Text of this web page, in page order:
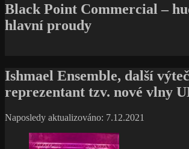
Black Point Commercial –
hlavní proudy
Ishmael Ensemble, další
reprezentant tzv. nové vlny
Naposledy aktualizováno: 7.12.2021